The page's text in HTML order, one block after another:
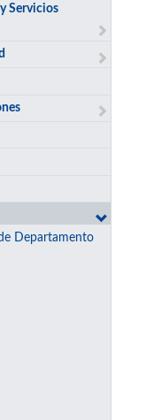
Servicios
Departamento